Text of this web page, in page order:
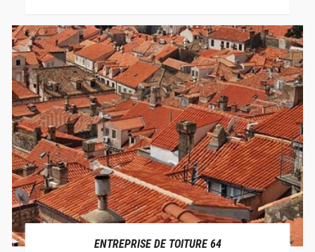
ENTREPRISE DE TOITURE 64